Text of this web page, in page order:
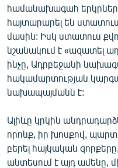
համանախագահ
հայտարարել են ստատուս
մասին: Իսկ ստատուս
նշանակում է «ազատել
ինչը, Ադրբեջանի
հակամարտության
նախապայմանն է:
Ալիևը կրկին
որոնք, իր խոսքով,
բերել հայկական
անտեսում է այդ ամենը,